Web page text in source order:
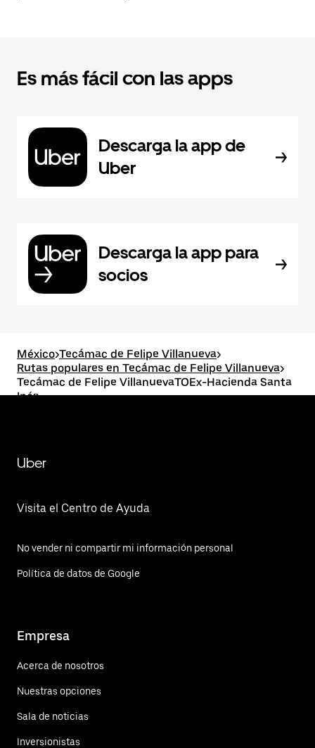
Es más fácil con las apps
Descarga la app de
Uber
Descarga la app para
socios
México>Tecámac de Felipe Villanueva>
Rutas populares en Tecámac de Felipe Villanueva>
Tecámac de Felipe VillanuevaTOEx-Hacienda Santa
Inés
Uber
Visita el Centro de Ayuda
No vender ni compartir mi información personal
Política de datos de Google
Empresa
Acerca de nosotros
Nuestras opciones
Sala de noticias
Inversionistas